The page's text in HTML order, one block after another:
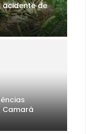
acidente de
Camará